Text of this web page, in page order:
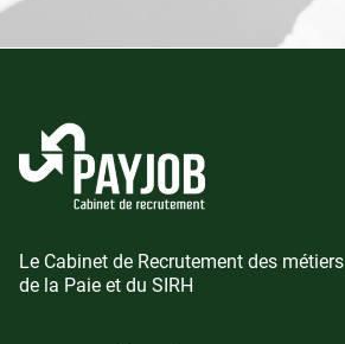
Le Cabinet de Recrutement des métiers
de la Paie et du SIRH